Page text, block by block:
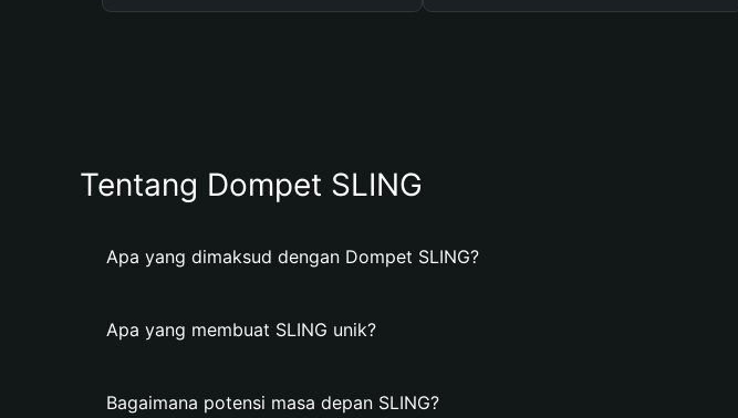
Tentang Dompet SLING
Apa yang dimaksud dengan Dompet SLING?
Apa yang membuat SLING unik?
Bagaimana potensi masa depan SLING?